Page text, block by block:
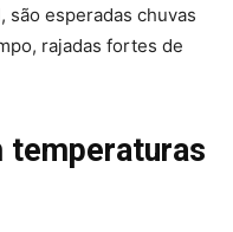
são esperadas chuvas
rajadas fortes de
temperaturas